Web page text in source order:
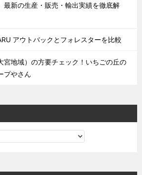
最新の生産・販売・輸出実績を徹底解
アウトバックとフォレスターを比較
宮地域）の方要チェック！いちごの丘の
プやさん